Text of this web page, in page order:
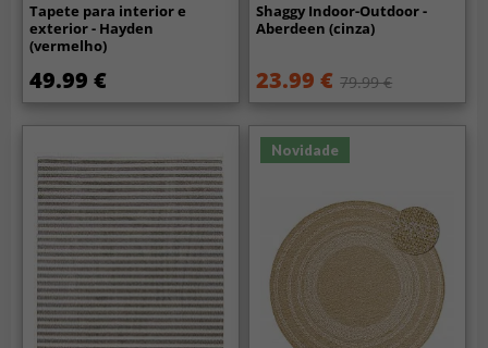
Tapete para interior e
exterior - Hayden
(vermelho)
49.99 €
Shaggy Indoor-Outdoor -
Aberdeen (cinza)
23.99 € 79.99 €
Novidade